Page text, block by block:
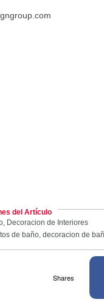
del Artículo
, Decoracion de Interiores
de baño, decoracion de
Shares